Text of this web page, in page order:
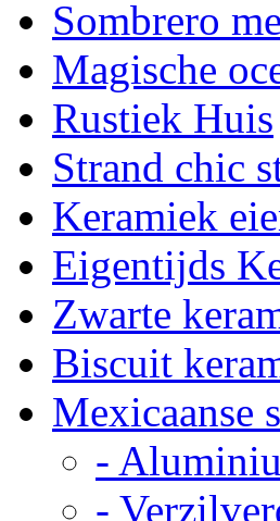
Sombrero
Magische
Rustiek Huis
Strand chic
Keramiek
Eigentijds
Zwarte
Biscuit
Mexicaanse
-
-